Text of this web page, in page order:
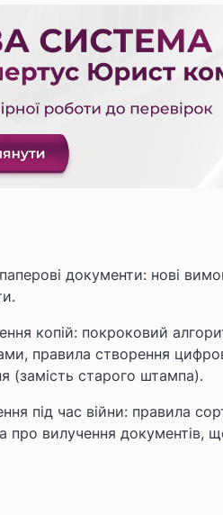
документи: нові
копій: покроковий
правила створення
(замість старого штампа).
під час війни: правила
про вилучення документів,